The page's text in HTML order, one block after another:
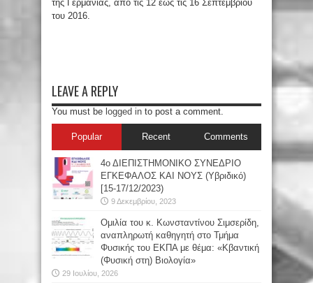
της Γερμανίας, από τις 12 έως τις 16 Σεπτεμβρίου
του 2016.
LEAVE A REPLY
You must be logged in to post a comment.
Popular Recent Comments
4ο ΔΙΕΠΙΣΤΗΜΟΝΙΚΟ ΣΥΝΕΔΡΙΟ
ΕΓΚΕΦΑΛΟΣ ΚΑΙ ΝΟΥΣ (Υβριδικό)
[15-17/12/2023)
9 Δεκεμβρίου, 2023
Oμιλία του κ. Κωνσταντίνου Σιμσερίδη,
αναπληρωτή καθηγητή στο Τμήμα
Φυσικής του ΕΚΠΑ με θέμα: «Κβαντική
(Φυσική στη) Βιολογία»
29 Ιουλίου, 2026